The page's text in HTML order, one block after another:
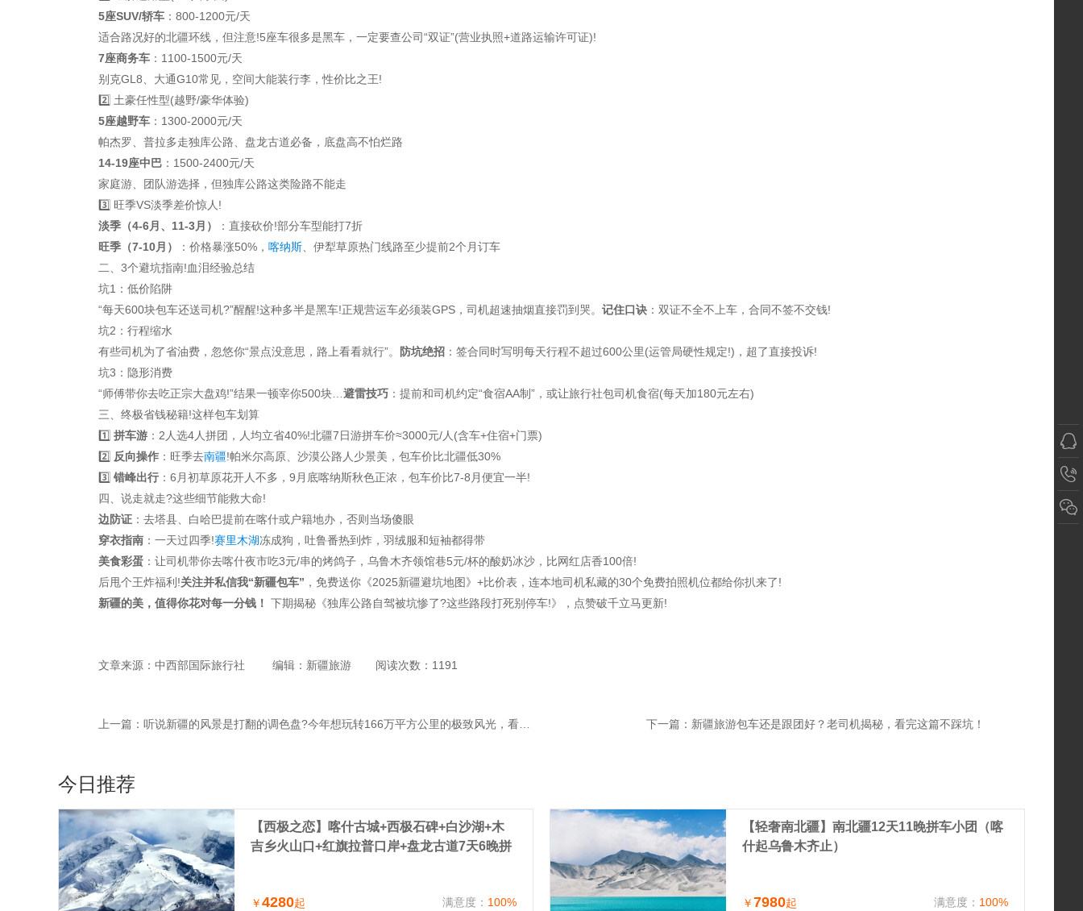
5座SUV/轿车 ：800-1200元/天
适合路况好的北疆环线，但注意!5座车很多是黑车，一定要查公司“双证”(营业执照+道路运输许可证)!
7座商务车 ：1100-1500元/天
别克GL8、大通G10常见，空间大能装行李，性价比之王!
2️⃣ 土豪任性型(越野/豪华体验)
5座越野车 ：1300-2000元/天
帕杰罗、普拉多走独库公路、盘龙古道必备，底盘高不怕烂路
14-19座中巴 ：1500-2400元/天
家庭游、团队游选择，但独库公路这类险路不能走
3️⃣ 旺季VS淡季差价惊人!
淡季（4-6月、11-3月）
：直接砍价!部分车型能打7折
旺季（7-10月）
：价格暴涨50%， 喀纳斯 、伊犁草原热门线路至少提前2个月订车
二、3个避坑指南!血泪经验总结
坑1：低价陷阱
“每天600块包车还送司机?”醒醒!这种多半是黑车!正规营运车必须装GPS，司机超速抽烟直接罚到哭。 记住口诀 ：双证不全不上车，合同不签不交钱!
坑2：行程缩水
有些司机为了省油费，忽悠你“景点没意思，路上看看就行”。
防坑绝招 ：签合同时写明每天行程不超过600公里(运管局硬性规定!)，超了直接投诉!
坑3：隐形消费
“师傅带你去吃正宗大盘鸡!”结果一顿宰你500块… 避雷技巧 ：提前和司机约定“食宿AA制”，或让旅行社包司机食宿(每天加180元左右)
三、终极省钱秘籍!这样包车划算
1️⃣ 拼车游 ：2人选4人拼团，人均立省40%!北疆7日游拼车价≈3000元/人(含车+住宿+门票)
2️⃣ 反向操作 ：旺季去南疆!帕米尔高原、沙漠公路人少景美，包车价比北疆低30%
3️⃣ 错峰出行 ：6月初草原花开人不多，9月底喀纳斯秋色正浓，包车价比7-8月便宜一半!
四、说走就走?这些细节能救大命!
边防证 ：去塔县、白哈巴提前在喀什或户籍地办，否则当场傻眼
穿衣指南 ：一天过四季!赛里木湖冻成狗，吐鲁番热到炸，羽绒服和短袖都得带
美食彩蛋 ：让司机带你去喀什夜市吃3元/串的烤鸽子，乌鲁木齐领馆巷5元/杯的酸奶冰沙，比网红店香100倍!
后甩个王炸福利!关注并私信我“新疆包车” ，免费送你《2025新疆避坑地图》+比价表，连本地司机私藏的30个免费拍照机位都给你扒来了!
新疆的美，值得你花对每一分钱！ 下期揭秘《独库公路自驾被坑惨了?这些路段打死别停车!》，点赞破千立马更新!
文章来源：中西部国际旅行社 编辑：新疆旅游 阅读次数：1191
上一篇： 下一篇： 新疆旅游包车还是跟团好？老司机揭秘，看完这篇不踩坑！
今日推荐
【西极之恋】喀什古城+西极石碑+白沙湖+木
吉乡火山口+红旗拉普口岸+盘龙古道7天6晚拼
￥4280起 满意度： 100%
【轻奢南北疆】南北疆12天11晚拼车小团（喀
什起乌鲁木齐止）
￥7980起 满意度： 100%